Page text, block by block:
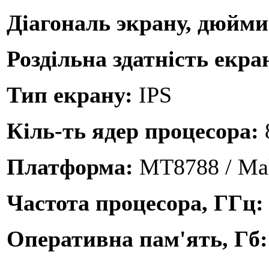
Діагональ экрану,
Роздільна здатність
Тип екрану: IPS
Кіль-ть ядер процесора:
Платформа: MT8788 /
Частота процесора, ГГц:
Оперативна пам'ять,